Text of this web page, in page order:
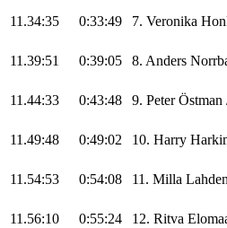
11.34:35 0:33:49 7. Veronika
11.39:51 0:39:05 8. Anders
11.44:33 0:43:48 9. Peter Östman
11.49:48 0:49:02 10. Harry
11.54:53 0:54:08 11. Milla
11.56:10 0:55:24 12. Ritva